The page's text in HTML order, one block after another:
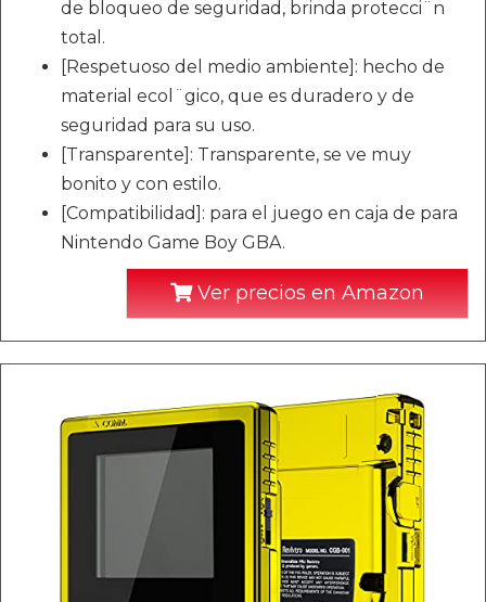
de bloqueo de seguridad, brinda protecci¨n
total.
[Respetuoso del medio ambiente]: hecho de
material ecol¨gico, que es duradero y de
seguridad para su uso.
[Transparente]: Transparente, se ve muy
bonito y con estilo.
[Compatibilidad]: para el juego en caja de para
Nintendo Game Boy GBA.
Ver precios en Amazon